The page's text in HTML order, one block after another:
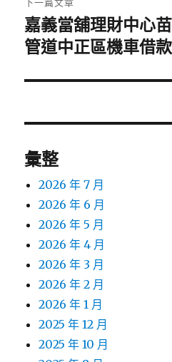
下
一
文
嘉義當舖理財中心
管道中正區機車借款
彙整
2026 年 7 月
2026 年 6 月
2026 年 5 月
2026 年 4 月
2026 年 3 月
2026 年 2 月
2026 年 1 月
2025 年 12 月
2025 年 10 月